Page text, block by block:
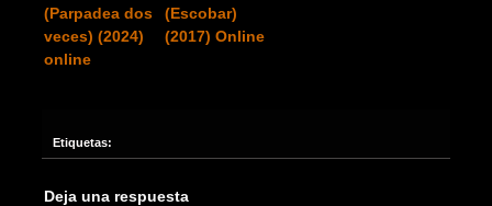
(Parpadea dos
veces) (2024)
online
(Escobar)
(2017) Online
Etiquetas:
Deja una respuesta